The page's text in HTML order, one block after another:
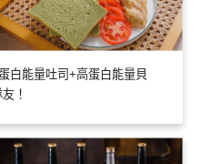
白能量吐司+高蛋白能量貝
！